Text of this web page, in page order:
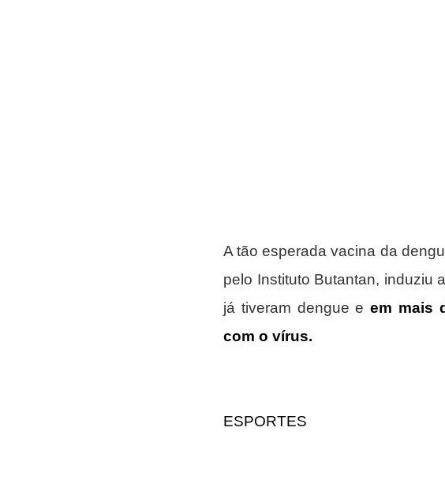
A tão esperada vacina da
pelo Instituto Butantan, induziu
já tiveram dengue e em mais
com o vírus.
ESPORTES